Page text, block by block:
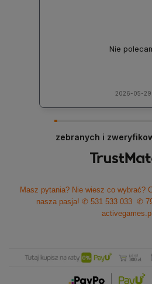
Nie
2026-05-29
zebranych i
Masz pytania? Nie wiesz co wybrać?
nasza pasja! ✆ 531 533 033 ✆
activegames.pl